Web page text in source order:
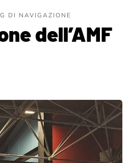
DI NAVIGAZIONE
dell’AMF